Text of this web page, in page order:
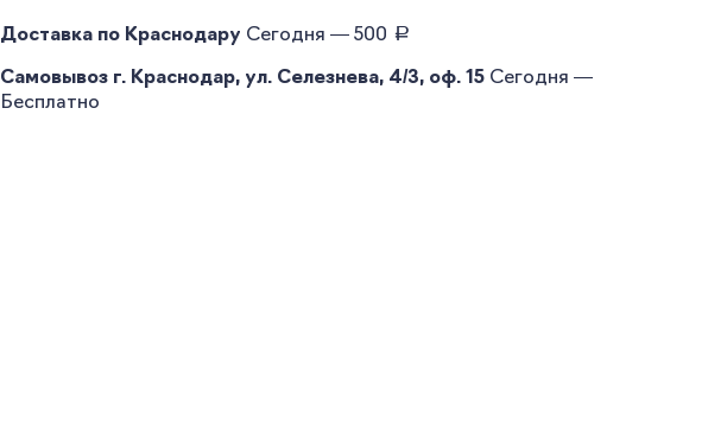
Доставка по Краснодару Сегодня — 500 руб.
Самовывоз г. Краснодар, ул. Селезнева, 4/3, оф. 15 Сегодня —
Бесплатно